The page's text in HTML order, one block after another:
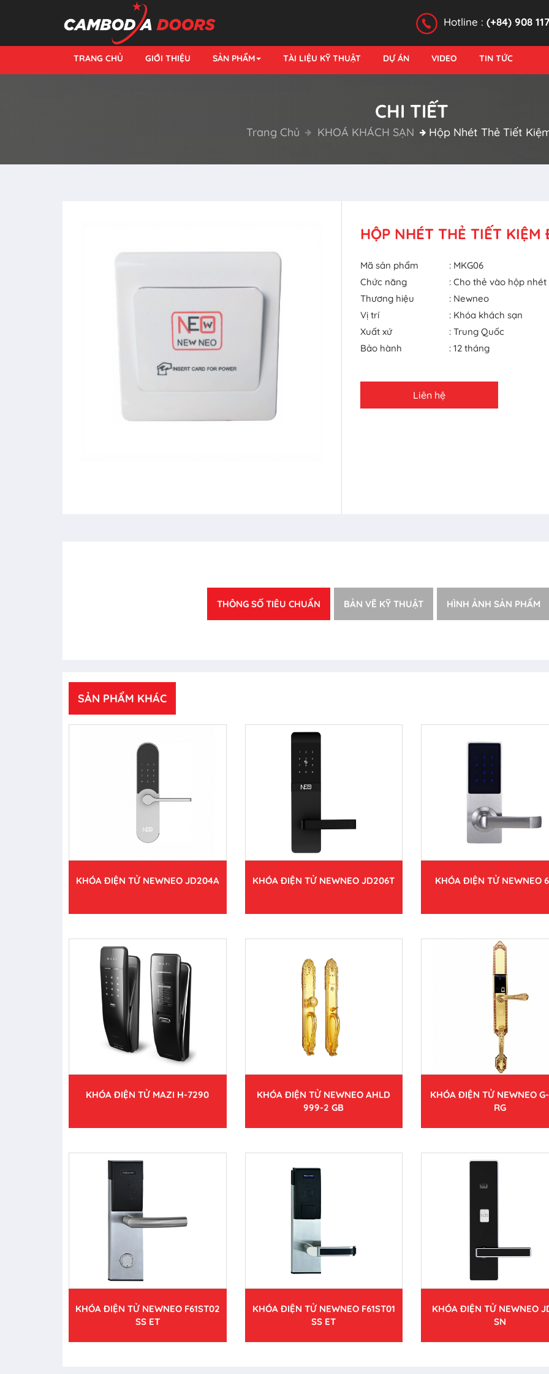
Hotline : (+84) 908
TRANG CHỦ GIỚI THIỆU SẢN PHẨM TÀI LIỆU KỸ THUẬT DỰ ÁN VIDEO TIN TỨC
CHI TIẾT
Trang Chủ KHOÁ KHÁCH SẠN Hộp Nhét Thẻ Tiết
HỘP NHÉT THẺ TIẾT KIỆM
Mã sản phẩm
: MKG06
Chức năng
: Cho thẻ vào hộp
Thương hiệu
: Newneo
Vị trí
: Khóa khách sạn
Xuất xứ
: Trung Quốc
Bảo hành
: 12 tháng
Liên hệ
THÔNG SỐ TIÊU CHUẨN BẢN VẼ KỸ THUẬT HÌNH ẢNH SẢN PHẨM
SẢN PHẨM KHÁC
KHÓA ĐIỆN TỬ NEWNEO JD204A KHÓA ĐIỆN TỬ NEWNEO JD206T KHÓA ĐIỆN TỬ NEWNEO
KHÓA ĐIỆN TỬ MAZI H-7290
KHÓA ĐIỆN TỬ NEWNEO AHLD
999-2 GB
KHÓA ĐIỆN TỬ NEWNEO
RG
KHÓA ĐIỆN TỬ NEWNEO F61ST02
SS ET
KHÓA ĐIỆN TỬ NEWNEO F61ST01
SS ET
KHÓA ĐIỆN TỬ NEWNEO
SN